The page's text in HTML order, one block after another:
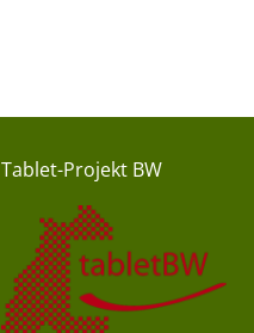
Tablet-Projekt BW